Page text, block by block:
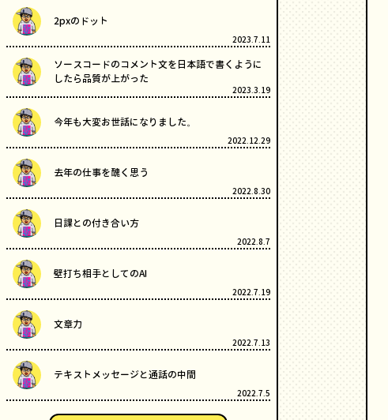
2pxのドット
2023.7.11
ソースコードのコメント文を日本語で書くように
したら品質が上がった
2023.3.19
今年も大変お世話になりました。
2022.12.29
去年の仕事を醜く思う
2022.8.30
日課との付き合い方
2022.8.7
壁打ち相手としてのAI
2022.7.19
文章力
2022.7.13
テキストメッセージと通話の中間
2022.7.5